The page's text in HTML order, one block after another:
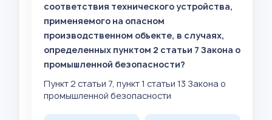
соответствия технического устройства,
применяемого на опасном
производственном объекте, в случаях,
определенных пунктом 2 статьи 7 Закона о
промышленной безопасности?
Пункт 2 статьи 7, пункт 1 статьи 13 Закона о
промышленной безопасности